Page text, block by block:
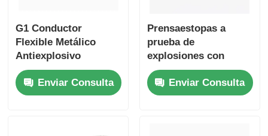
G1 Conductor
Flexible Metálico
Antiexplosivo
Hembra-Hembra de
Acero Inoxidable
180cm
Enviar Consulta
Prensaestopas a
prueba de
explosiones con
rosca métrica ISO
intrínsecamente
seguros con sello de
Enviar Consulta